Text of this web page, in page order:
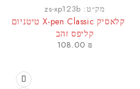
מק״ט:zs-xp123b
עט קלאסיק X-pen Classic טיטניום
קליפס זהב
108.00